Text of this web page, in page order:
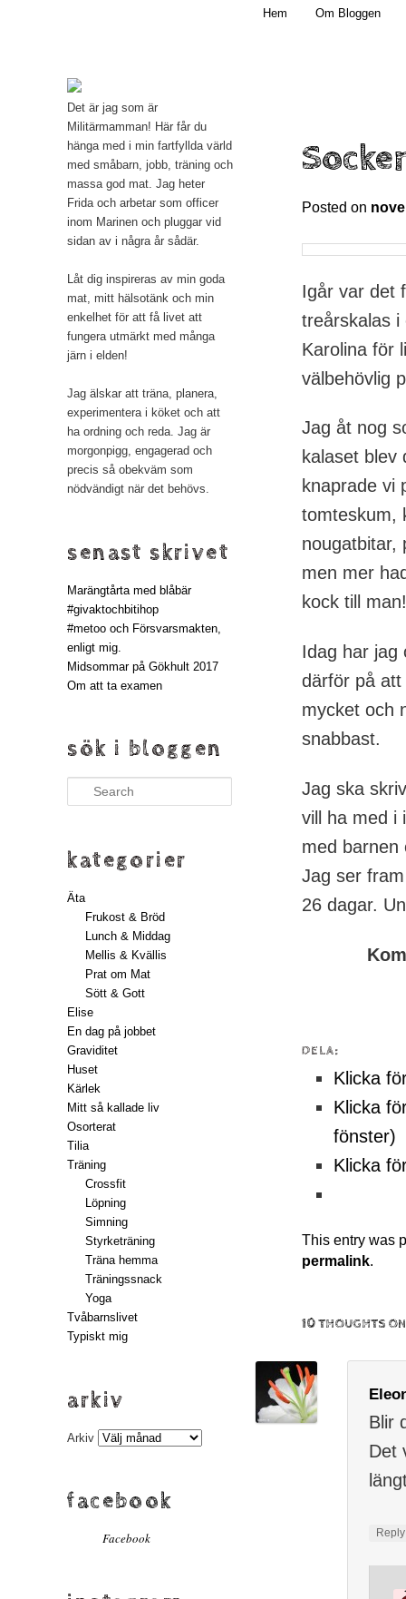
Mamma, militär och märkbart obekväm
Hem Om Bloggen
Posted on
Igår var det
treårskalas
Karolina för
välbehövlig
Jag åt nog
kalaset blev
knaprade vi
tomteskum,
nougatbitar,
men mer
kock till
Idag har jag
därför på
mycket och
snabbast.
Jag ska
vill ha med i
med barnen
Jag ser
26 dagar.
DELA:
Klicka
Klicka
fönster)
Klicka
This entry was
permalink.
10 THOUGHTS
Blir
Det
Det är jag som är
Militärmamman! Här får du
hänga med i min fartfyllda värld
med småbarn, jobb, träning och
massa god mat. Jag heter
Frida och arbetar som officer
inom Marinen och pluggar vid
sidan av i några år sådär.
Låt dig inspireras av min goda
mat, mitt hälsotänk och min
enkelhet för att få livet att
fungera utmärkt med många
järn i elden!
Jag älskar att träna, planera,
experimentera i köket och att
ha ordning och reda. Jag är
morgonpigg, engagerad och
precis så obekväm som
nödvändigt när det behövs.
senast skrivet
Marängtårta med blåbär
#givaktochbitihop
#metoo och Försvarsmakten,
enligt mig.
Midsommar på Gökhult 2017
Om att ta examen
sök i bloggen
Search
kategorier
Äta
Frukost & Bröd
Lunch & Middag
Mellis & Kvällis
Prat om Mat
Sött & Gott
Elise
En dag på jobbet
Graviditet
Huset
Kärlek
Mitt så kallade liv
Osorterat
Tilia
Träning
Crossfit
Löpning
Simning
Styrketräning
Träna hemma
Träningssnack
Yoga
Tvåbarnslivet
Typiskt mig
arkiv
Arkiv
facebook
Facebook